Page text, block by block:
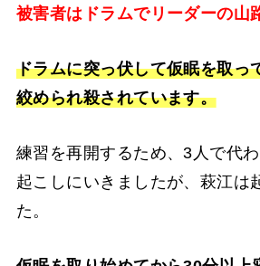
被害者はドラムでリーダーの山
ドラムに突っ伏して仮眠を取っ
絞められ殺されています。
練習を再開するため、3人で代
起こしにいきましたが、萩江は
た。